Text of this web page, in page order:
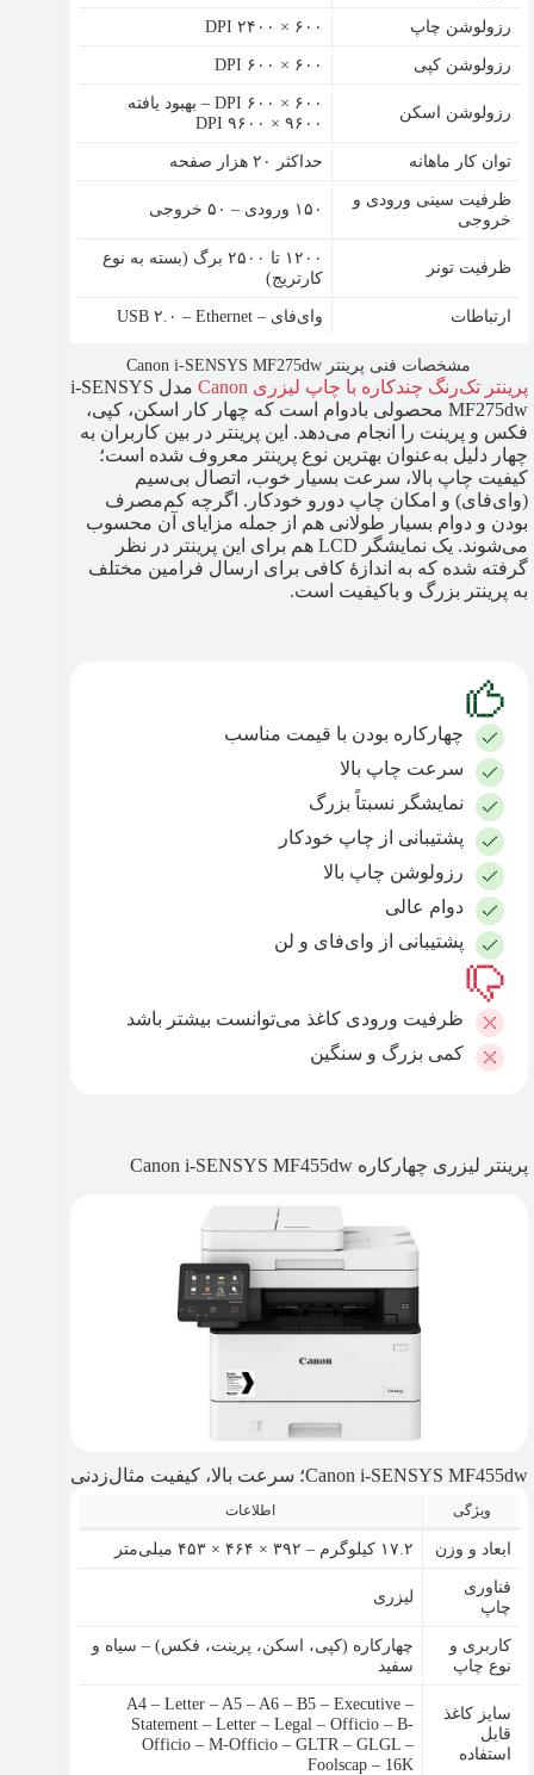
رزولوشن چاپ
۶۰۰ × ۲۴۰۰ DPI
رزولوشن کپی
DPI ۶۰۰ × ۶۰۰
رزولوشن اسکن
۶۰۰ × ۶۰۰ DPI – بهبود یافته
۹۶۰۰ × ۹۶۰۰ DPI
توان کار ماهانه
حداکثر ۲۰ هزار صفحه
ظرفیت سینی ورودی و
خروجی
۱۵۰ ورودی – ۵۰ خروجی
ظرفیت تونر
۱۲۰۰ تا ۲۵۰۰ برگ (بسته به نوع
کارتریج)
ارتباطات
وای‌فای – USB ۲.۰ – Ethernet
مشخصات فنی پرینتر Canon i-SENSYS MF275dw
پرینتر تک‌رنگ چندکاره با چاپ لیزری Canon
مدل i-SENSYS
MF275dw محصولی بادوام است که چهار کار اسکن، کپی،
فکس و پرینت را انجام می‌دهد. این پرینتر در بین کاربران به
چهار دلیل به‌عنوان بهترین نوع پرینتر معروف شده است؛
کیفیت چاپ بالا، سرعت بسیار خوب، اتصال بی‌سیم
(وای‌فای) و امکان چاپ دورو خودکار. اگرچه کم‌مصرف
بودن و دوام بسیار طولانی هم از جمله مزایای آن محسوب
می‌شوند. یک نمایشگر LCD هم برای این پرینتر در نظر
گرفته شده که به اندازهٔ کافی برای ارسال فرامین مختلف
به پرینتر بزرگ و باکیفیت است.
چهارکاره بودن با قیمت مناسب
سرعت چاپ بالا
نمایشگر نسبتاً بزرگ
پشتیبانی از چاپ خودکار
رزولوشن چاپ بالا
دوام عالی
پشتیبانی از وای‌فای و لن
ظرفیت ورودی کاغذ می‌توانست بیشتر باشد
کمی بزرگ و سنگین
پرینتر لیزری چهارکاره Canon i-SENSYS MF455dw
Canon i-SENSYS MF455dw؛ سرعت بالا، کیفیت مثال‌زدنی
ویژگی اطلاعات
ابعاد و وزن
۱۷.۲ کیلوگرم – ۳۹۲ × ۴۶۴ × ۴۵۳ میلی‌متر
فناوری
چاپ
لیزری
کاربری و
نوع چاپ
چهارکاره (کپی، اسکن، پرینت، فکس) – سیاه و
سفید
سایز کاغذ
قابل
استفاده
A4 – Letter – A5 – A6 – B5 – Executive –
Statement – Letter – Legal – Officio – B-
Officio – M-Officio – GLTR – GLGL –
Foolscap – 16K